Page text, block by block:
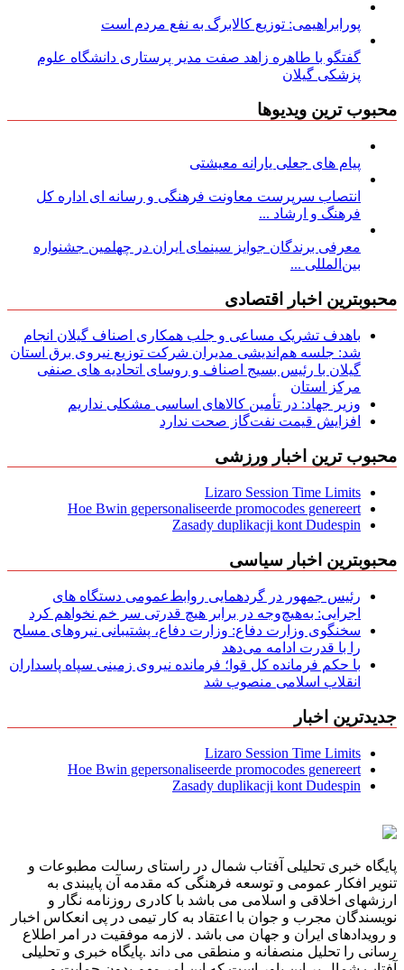
پورابراهیمی: توزیع کالابرگ به نفع مردم است
گفتگو با طاهره زاهد صفت مدیر پرستاری دانشگاه علوم
پزشکی گیلان
محبوب ترین ویدیوها
پیام های جعلی یارانه معیشتی
انتصاب سرپرست معاونت فرهنگی و رسانه ای اداره کل
فرهنگ و ارشاد ...
معرفی برندگان جوایز سینمای ایران در چهلمین جشنواره
بین‌المللی ...
محبوبترین اخبار اقتصادی
باهدف تشریک مساعی و جلب همکاری اصناف گیلان انجام
شد: جلسه هم‌اندیشی مدیران شركت توزیع نیروی برق استان
گیلان با رئیس بسیج اصناف و روسای اتحادیه های صنفی
مركز استان
وزیر جهاد: در تأمین کالاهای اساسی مشکلی نداریم
افزایش قیمت نفت‌گاز صحت ندارد
محبوب ترین اخبار ورزشی
Lizaro Session Time Limits
Hoe Bwin gepersonaliseerde promocodes genereert
Zasady duplikacji kont Dudespin
محبوبترین اخبار سیاسی
رئیس جمهور در گردهمایی روابط‌عمومی دستگاه های
اجرایی: به‌هیچ‌وجه در برابر هیچ قدرتی سر خم نخواهم کرد
سخنگوی وزارت دفاع: وزارت دفاع، پشتیبانی نیرو‌های مسلح
را با قدرت ادامه می‌دهد
با حکم فرمانده کل قوا؛ فرمانده نیروی زمینی سپاه پاسداران
انقلاب اسلامی منصوب شد
جدیدترین اخبار
Lizaro Session Time Limits
Hoe Bwin gepersonaliseerde promocodes genereert
Zasady duplikacji kont Dudespin
پایگاه خبری تحلیلی آفتاب شمال در راستای رسالت مطبوعات و
تنویر افکار عمومی و توسعه فرهنگی که مقدمه آن پایبندی به
ارزشهای اخلاقی و اسلامی می باشد با کادری روزنامه نگار و
نویسندگان مجرب و جوان با اعتقاد به کار تیمی در پی انعکاس اخبار
و رویدادهای ایران و جهان می باشد . لازمه موفقیت در امر اطلاع
رسانی را تحلیل منصفانه و منطقی می داند .پایگاه خبری و تحلیلی